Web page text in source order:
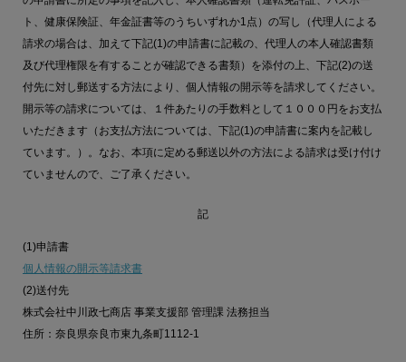
ト、健康保険証、年金証書等のうちいずれか1点）の写し（代理人による
請求の場合は、加えて下記(1)の申請書に記載の、代理人の本人確認書類
及び代理権限を有することが確認できる書類）を添付の上、下記(2)の送
付先に対し郵送する方法により、個人情報の開示等を請求してください。
開示等の請求については、１件あたりの手数料として１０００円をお支払
いただきます（お支払方法については、下記(1)の申請書に案内を記載し
ています。）。なお、本項に定める郵送以外の方法による請求は受け付け
ていませんので、ご了承ください。
記
(1)申請書
個人情報の開示等請求書
(2)送付先
株式会社中川政七商店 事業支援部 管理課 法務担当
住所：奈良県奈良市東九条町1112-1